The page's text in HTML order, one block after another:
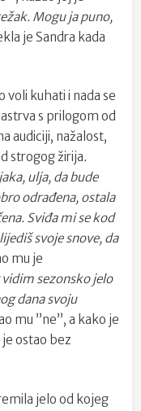
Mogu ja puno,
je Sandra kada
voli kuhati i nada se
s prilogom od
audiciji, nažalost,
strogog žirija.
ulja, da bude
odrađena, ostala
Sviđa mi se kod
svoje snove, da
mu je
sezonsko jelo
dana svoju
mu ”ne”, a kako je
ostao bez
jelo od kojeg